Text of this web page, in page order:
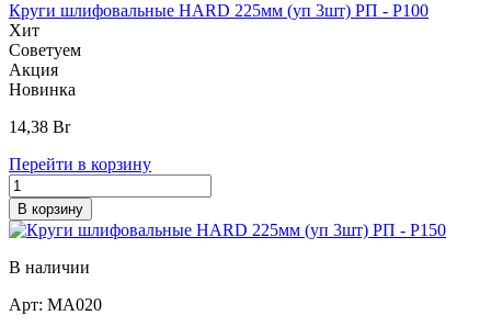
Круги шлифовальные HARD 225мм (уп 3шт) РП - P100
Хит
Советуем
Акция
Новинка
14,38 Br
Перейти в корзину
В корзину
В наличии
Арт: МА020